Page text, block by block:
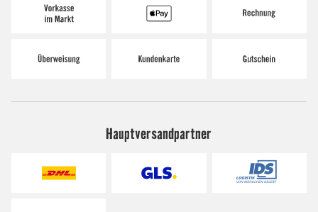
Hauptversandpartner